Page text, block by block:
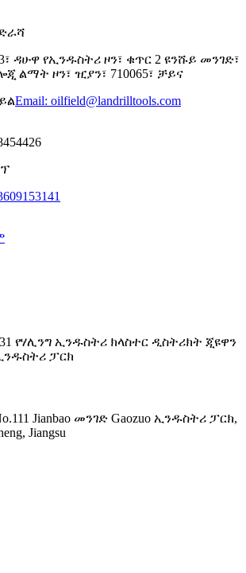
ዳሁዋ የኢንዱስትሪ ዞን፣ ቁጥር 2 ዩንሹይ መንገድ፣
ልማት ዞን፣ ዢያን፣ 710065፣ ቻይና
Email: oilfield@landrilltools.com
የሃሊንግ ኢንዱስትሪ ክላስተር ዲስትሪክት ጂዩዋን
ፓርክ
Jianbao መንገድ Gaozuo ኢንዱስትሪ ፓርክ,
Jiangsu